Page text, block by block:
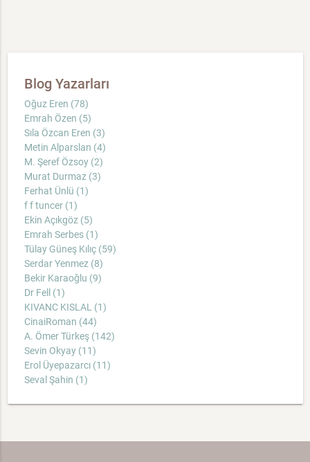
Blog Yazarları
Oğuz Eren (78)
Emrah Özen (5)
Sıla Özcan Eren (3)
Metin Alparslan (4)
M. Şeref Özsoy (2)
Murat Durmaz (3)
Ferhat Ünlü (1)
f f tuncer (1)
Ekin Açıkgöz (5)
Emrah Serbes (1)
Tülay Güneş Kılıç (59)
Serdar Yenmez (8)
Bekir Karaoğlu (9)
Dr Fell (1)
KIVANC KISLAL (1)
CinaiRoman (44)
A. Ömer Türkeş (142)
Sevin Okyay (11)
Erol Üyepazarcı (11)
Seval Şahin (1)